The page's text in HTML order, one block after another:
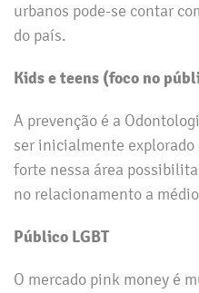
urbanos pode-se contar
do país.
Kids e teens (foco no
A prevenção é a
ser inicialmente explorado
forte nessa área
no relacionamento a
Público LGBT
O mercado pink money é